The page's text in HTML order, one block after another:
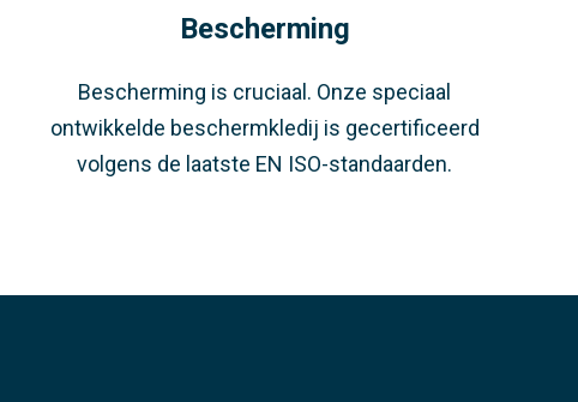
Bescherming
Bescherming is cruciaal. Onze speciaal
ontwikkelde beschermkledij is gecertificeerd
volgens de laatste EN ISO-standaarden.